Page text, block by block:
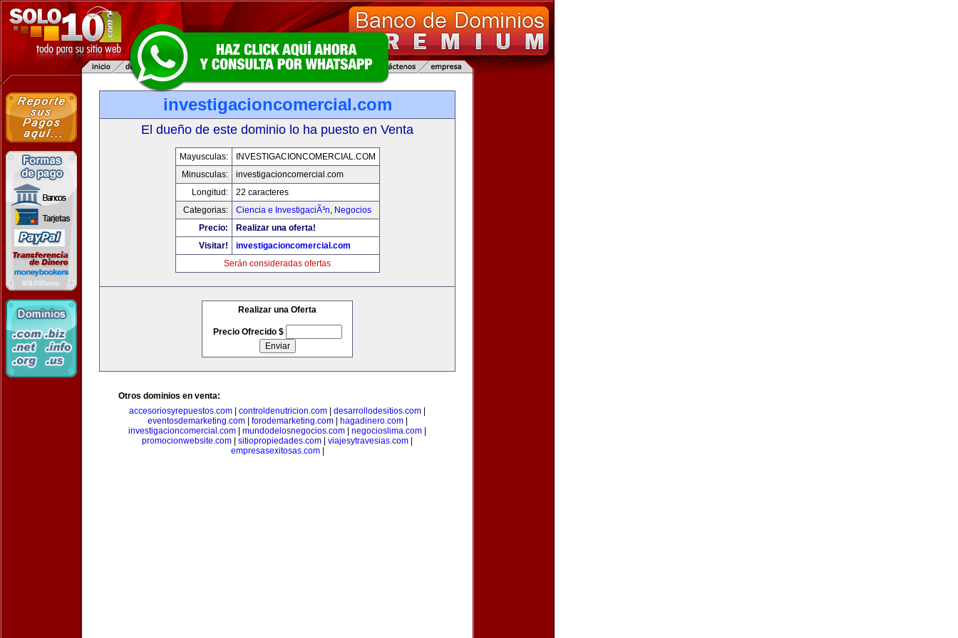
investigacioncomercial.com
El dueño de este dominio lo ha puesto en Venta
Mayusculas:
INVESTIGACIONCOMERCIAL.COM
Minusculas:
investigacioncomercial.com
Longitud:
22 caracteres
Categorias:
Ciencia e InvestigaciÃ³n, Negocios
Precio:
Realizar una oferta!
Visitar!
investigacioncomercial.com
Serán consideradas ofertas
Realizar una Oferta
Precio Ofrecido $
Otros dominios en venta:
accesoriosyrepuestos.com
controldenutricion.com desarrollodesitios.com
eventosdemarketing.com| forodemarketing.com| hagadinero.com|
investigacioncomercial.com
mundodelosnegocios.com negocioslima.com
promocionwebsite.com
sitiopropiedades.com viajesytravesias.com
empresasexitosas.com|